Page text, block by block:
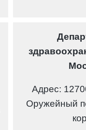
Адрес:
Оружейный